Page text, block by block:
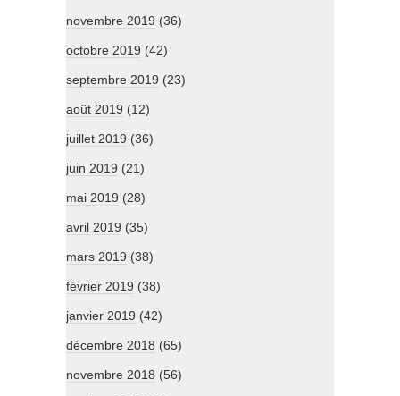
novembre 2019 (36)
octobre 2019 (42)
septembre 2019 (23)
août 2019 (12)
juillet 2019 (36)
juin 2019 (21)
mai 2019 (28)
avril 2019 (35)
mars 2019 (38)
février 2019 (38)
janvier 2019 (42)
décembre 2018 (65)
novembre 2018 (56)